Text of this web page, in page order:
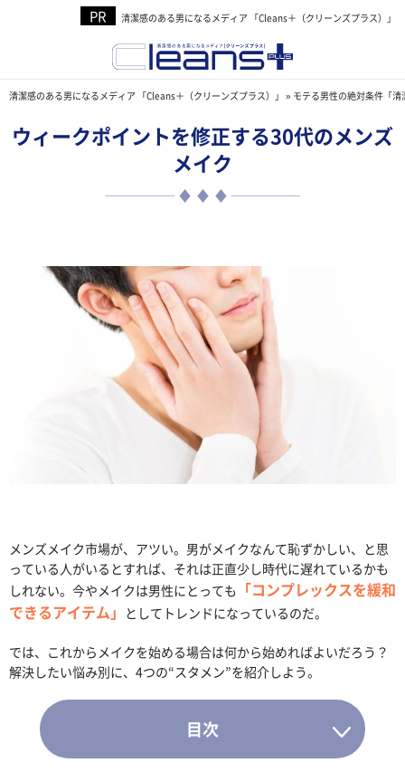
清潔感のある男になるメディア 「Cleans＋（クリーンズプラス）」
清潔感のある男になるメディア 「Cleans＋（クリーンズプラス）」 » モテる男性の絶対条件「
ウィークポイントを修正する30代のメンズ
メイク
メンズメイク市場が、アツい。男がメイクなんて恥ずかしい、と思
っている人がいるとすれば、それは正直少し時代に遅れているかも
しれない。今やメイクは男性にとっても 「コンプレックスを緩和
できるアイテム」
としてトレンドになっているのだ。
では、これからメイクを始める場合は何から始めればよいだろう？
解決したい悩み別に、4つの“スタメン”を紹介しよう。